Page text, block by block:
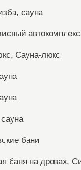
сауна
автокомплекс
Сауна-люкс
бани
баня на дровах,